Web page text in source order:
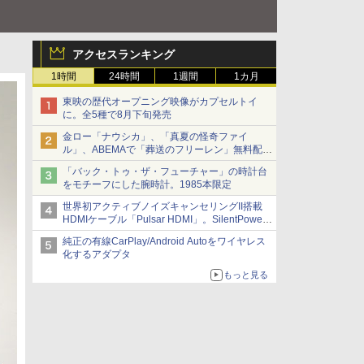
アクセスランキング
1時間 24時間 1週間 1カ月
東映の歴代オープニング映像がカプセルトイ
に。全5種で8月下旬発売
金ロー「ナウシカ」、「真夏の怪奇ファイ
ル」、ABEMAで「葬送のフリーレン」無料配信
など。夏の特番・配信情報
「バック・トゥ・ザ・フューチャー」の時計台
をモチーフにした腕時計。1985本限定
世界初アクティブノイズキャンセリングII搭載
HDMIケーブル「Pulsar HDMI」。SilentPower
から
純正の有線CarPlay/Android Autoをワイヤレス
化するアダプタ
もっと見る